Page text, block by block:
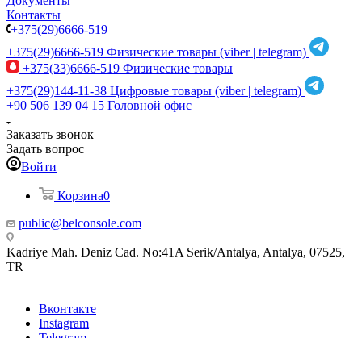
Контакты
+375(29)6666-519
+375(29)6666-519 Физические товары (viber | telegram)
+375(33)6666-519 Физические товары
+375(29)144-11-38 Цифровые товары (viber | telegram)
+90 506 139 04 15 Головной офис
Заказать звонок
Задать вопрос
Войти
Корзина0
public@belconsole.com
Kadriye Mah. Deniz Cad. No:41A Serik/Antalya, Antalya, 07525,
TR
Вконтакте
Instagram